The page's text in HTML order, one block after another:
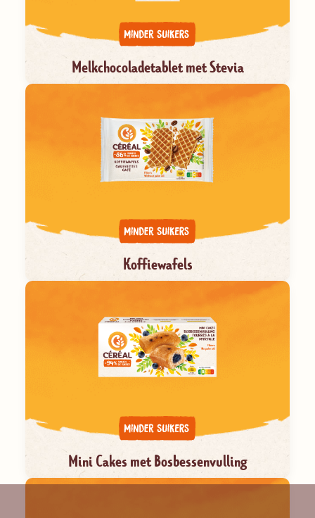
Melkchocoladetablet met Stevia
Koffiewafels
Mini Cakes met Bosbessenvulling